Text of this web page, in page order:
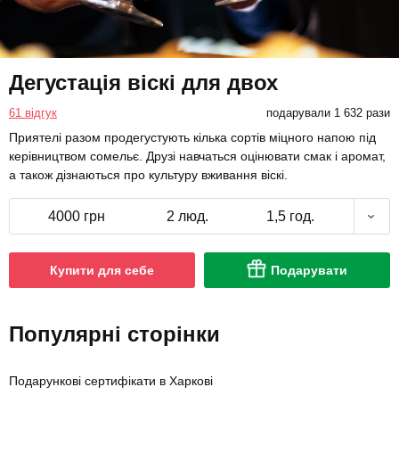
Дегустація віскі для двох
61 відгук подарували 1 632 рази
Приятелі разом продегустують кілька сортів міцного напою під
керівництвом сомельє. Друзі навчаться оцінювати смак і аромат,
а також дізнаються про культуру вживання віскі.
4000 грн 2 люд. 1,5 год.
Купити для себе Подарувати
Популярні сторінки
Подарункові сертифікати в Харкові